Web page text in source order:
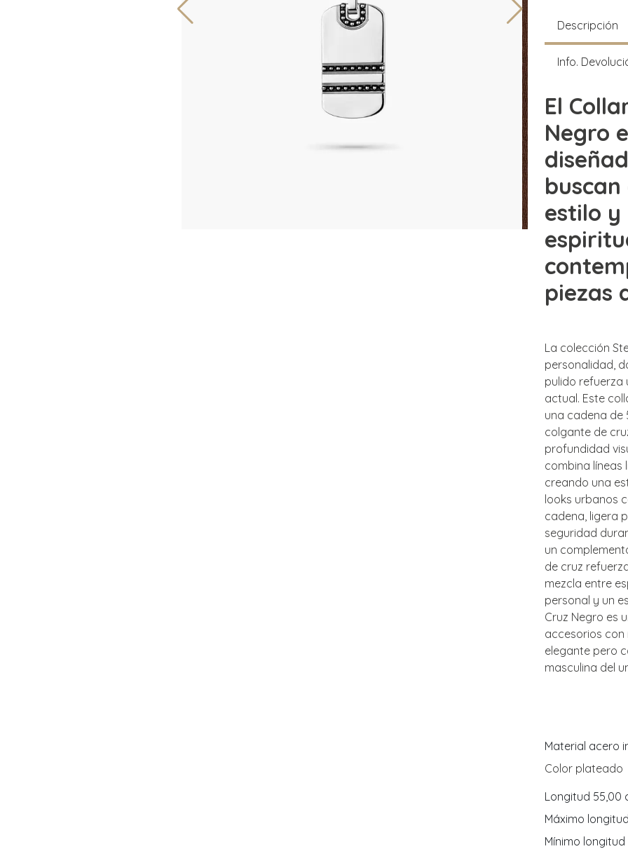
Descripción
Info.
El
Negro
estilo y
piezas
La colección
personalidad,
pulido refuerza
actual. Este
una cadena de
colgante de
profundidad
combina líneas
creando una
looks urbanos
cadena, ligera
seguridad
un
de cruz
mezcla entre
personal y un
Cruz Negro es
accesorios con
elegante pero
masculina del
Material acero
Color plateado
Longitud 55,00
Máximo
Mínimo